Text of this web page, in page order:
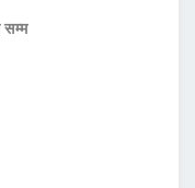
सम्म